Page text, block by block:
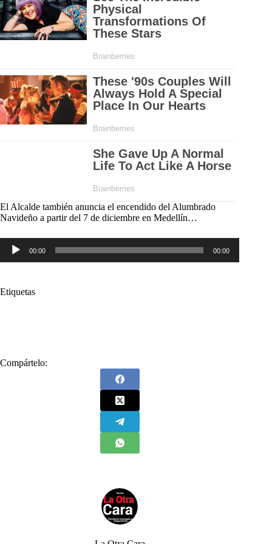
El Alcalde también anuncia el encendido del Alumbrado
Navideño a partir del 7 de diciembre en Medellín…
Reproductor
audio
00:00 00:00
Etiquetas
Compártelo: